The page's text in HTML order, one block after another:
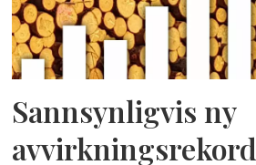
Sannsynligvis ny
avvirkningsrekord